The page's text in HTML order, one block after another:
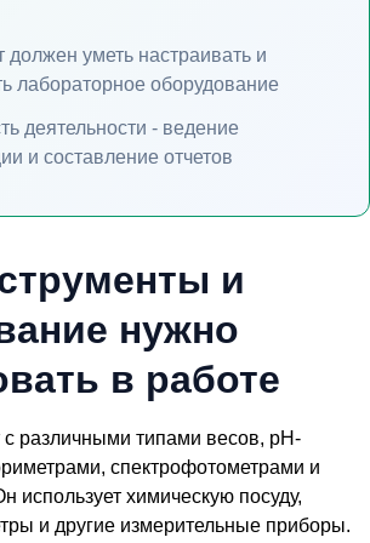
должен уметь настраивать и
лабораторное оборудование
деятельности - ведение
и составление отчетов
и
нужно
в работе
с различными типами весов, pH-
спектрофотометрами и
использует химическую посуду,
и другие измерительные приборы.